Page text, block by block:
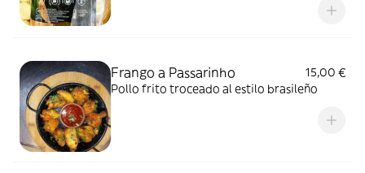
Frango a Passarinho
15,00 €
Pollo frito troceado al estilo brasileño